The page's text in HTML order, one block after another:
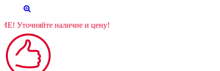
Уточняйте наличие и цену!